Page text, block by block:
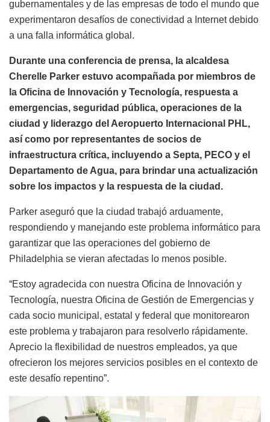
gubernamentales y de las empresas de todo el mundo que
experimentaron desafíos de conectividad a Internet debido
a una falla informática global.
Durante una conferencia de prensa, la alcaldesa
Cherelle Parker estuvo acompañada por miembros de
la Oficina de Innovación y Tecnología, respuesta a
emergencias, seguridad pública, operaciones de la
ciudad y liderazgo del Aeropuerto Internacional PHL,
así como por representantes de socios de
infraestructura crítica, incluyendo a Septa, PECO y el
Departamento de Agua, para brindar una actualización
sobre los impactos y la respuesta de la ciudad.
Parker aseguró que la ciudad trabajó arduamente,
respondiendo y manejando este problema informático para
garantizar que las operaciones del gobierno de
Philadelphia se vieran afectadas lo menos posible.
“Estoy agradecida con nuestra Oficina de Innovación y
Tecnología, nuestra Oficina de Gestión de Emergencias y
cada socio municipal, estatal y federal que monitorearon
este problema y trabajaron para resolverlo rápidamente.
Aprecio la flexibilidad de nuestros empleados, ya que
ofrecieron los mejores servicios posibles en el contexto de
este desafío repentino”.